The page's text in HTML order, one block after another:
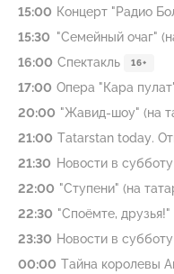
15:00 Концерт "Радио
15:30 "Семейный очаг"
16:00 Спектакль 16+
17:00 Опера "Кара
20:00 "Жавид-шоу" (на
21:00 Tatarstan today.
21:30 Новости в субботу
22:00 "Ступени" (на
22:30 "Споёмте,
23:30 Новости в субботу
00:00 Тайна королевы